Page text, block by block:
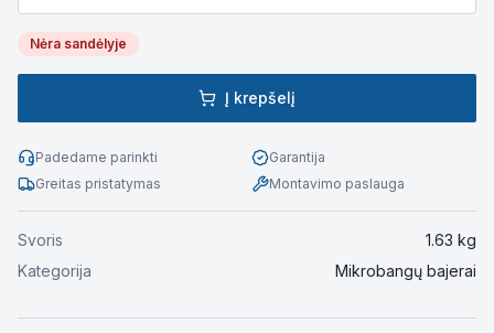
Nėra sandėlyje
Į krepšelį
Padedame parinkti
Garantija
Greitas pristatymas
Montavimo paslauga
Svoris 1.63 kg
Kategorija
Mikrobangų bajerai